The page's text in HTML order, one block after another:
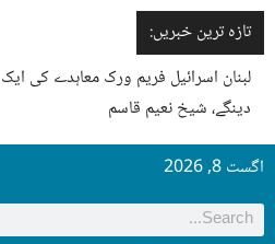
تازہ ترین خبریں:
لبنان اسرائیل فریم ورک معاہدے کی
دینگے، شیخ نعیم قاسم
اگست 8, 2026